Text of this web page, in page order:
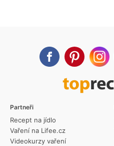
Partneři
Recept na jídlo
Vaření na Lifee.cz
Videokurzy vaření